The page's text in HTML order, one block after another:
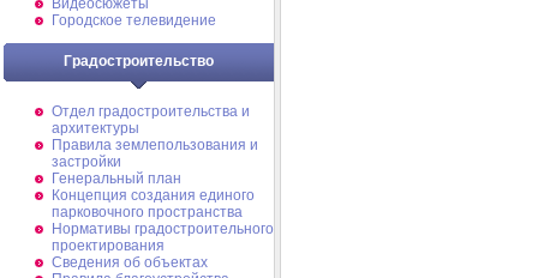
Видеосюжеты
Городское телевидение
Градостроительство
Отдел градостроительства и
архитектуры
Правила землепользования и
застройки
Генеральный план
Концепция создания единого
парковочного пространства
Нормативы градостроительного
проектирования
Сведения об объектах